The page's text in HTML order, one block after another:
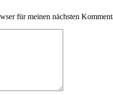
für meinen nächsten